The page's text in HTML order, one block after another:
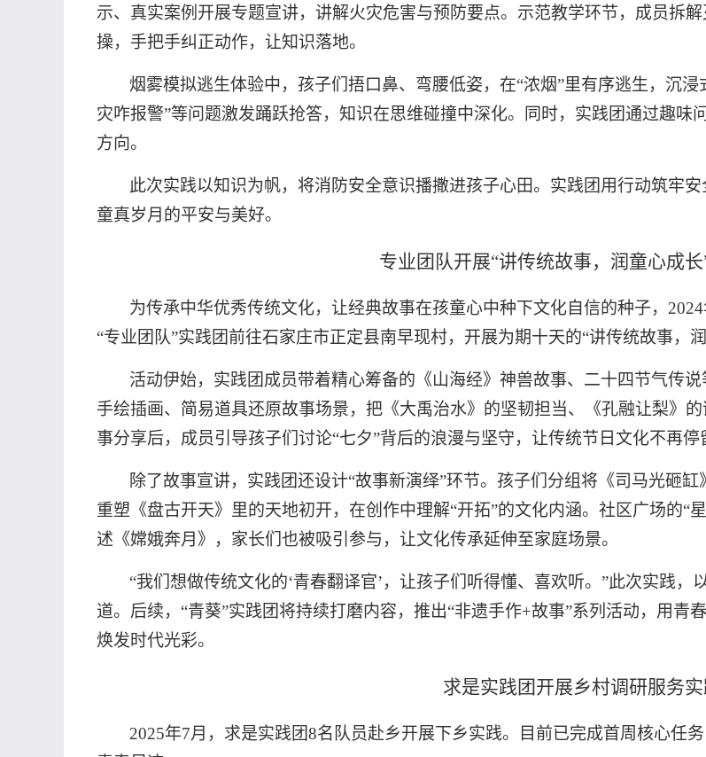
示、真实案例开展专题宣讲，讲解火灾危害与预防要点。示范教学环节，成员拆
操，手把手纠正动作，让知识落地。
烟雾模拟逃生体验中，孩子们捂口鼻、弯腰低姿，在“浓烟”里有序逃生，沉
灾咋报警”等问题激发踊跃抢答，知识在思维碰撞中深化。同时，实践团通过趣
方向。
此次实践以知识为帆，将消防安全意识播撒进孩子心田。实践团用行动筑牢安
童真岁月的平安与美好。
专业团队开展“讲传统故事，润童心成
为传承中华优秀传统文化，让经典故事在孩童心中种下文化自信的种子，
“专业团队”实践团前往石家庄市正定县南早现村，开展为期十天的“讲传统故事，
活动伊始，实践团成员带着精心筹备的《山海经》神兽故事、二十四节气传
手绘插画、简易道具还原故事场景，把《大禹治水》的坚韧担当、《孔融让梨》
事分享后，成员引导孩子们讨论“七夕”背后的浪漫与坚守，让传统节日文化不再
除了故事宣讲，实践团还设计“故事新演绎”环节。孩子们分组将《司马光砸
重塑《盘古开天》里的天地初开，在创作中理解“开拓”的文化内涵。社区广场的“
述《嫦娥奔月》，家长们也被吸引参与，让文化传承延伸至家庭场景。
“我们想做传统文化的‘青春翻译官’，让孩子们听得懂、喜欢听。”此次实践
道。后续，“青葵”实践团将持续打磨内容，推出“非遗手作+故事”系列活动，用青
焕发时代光彩。
求是实践团开展乡村调研服务
2025年7月，求是实践团8名队员赴乡开展下乡实践。目前已完成首周核心任